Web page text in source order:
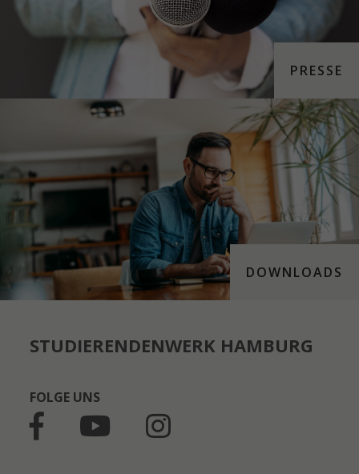
PRESSE
DOWNLOADS
STUDIERENDENWERK HAMBURG
FOLGE UNS